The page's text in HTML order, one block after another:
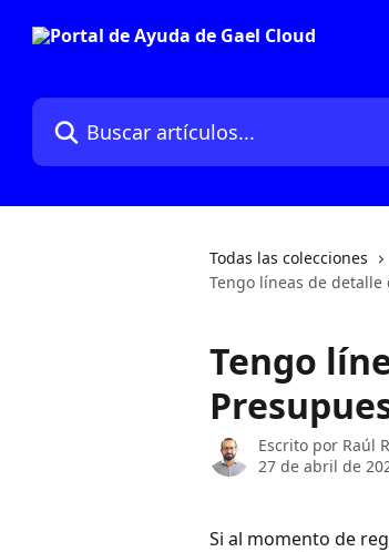
Buscar artículos...
Todas las colecciones
Tengo líneas de
Tengo
Escrito por Raúl
27 de abril de
Si al momento de